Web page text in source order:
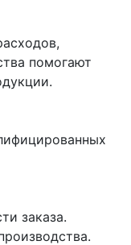
помогают
заказа.